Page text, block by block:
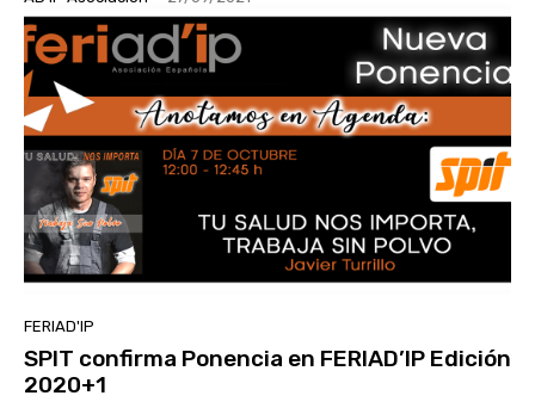
FERIAD'IP
SPIT confirma Ponencia en FERIAD’IP Edición
2020+1